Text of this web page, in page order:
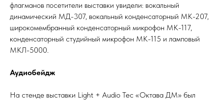
флагманов посетители выставки увидели: вокальный
динамический МД-307, вокальный конденсаторный МК-207,
широкомембранный конденсаторный микрофон МК-117,
конденсаторный студийный микрофон МК-115 и ламповый
МКЛ-5000.
Аудиобейдж
На стенде выставки Light + Audio Tec «Октава ДМ» был